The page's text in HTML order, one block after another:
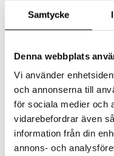
Samtycke
Denna webbplats
Vi använder
och annonserna till
för sociala medier och
vidarebefordrar även
information från din
annons- och
ja kietoo ihon ympärille sen
Huippunuotit:vadelma,
Keskinuotit:inkivääri,
meripihka
Pohjanuotit:
maito, meripihka ja bentsoiini